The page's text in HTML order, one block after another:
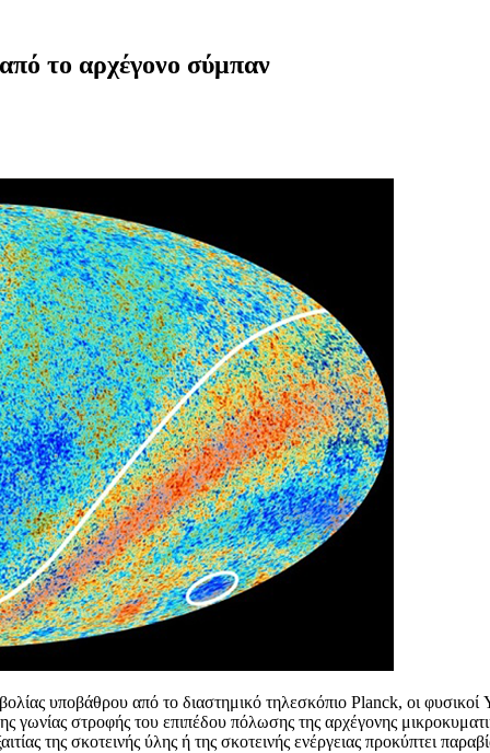
το αρχέγονο σύμπαν
υποβάθρου από το διαστημικό τηλεσκόπιο Planck, οι
γωνίας στροφής του επιπέδου πόλωσης της αρχέγονης
της σκοτεινής ύλης ή της σκοτεινής ενέργειας προκύπτει